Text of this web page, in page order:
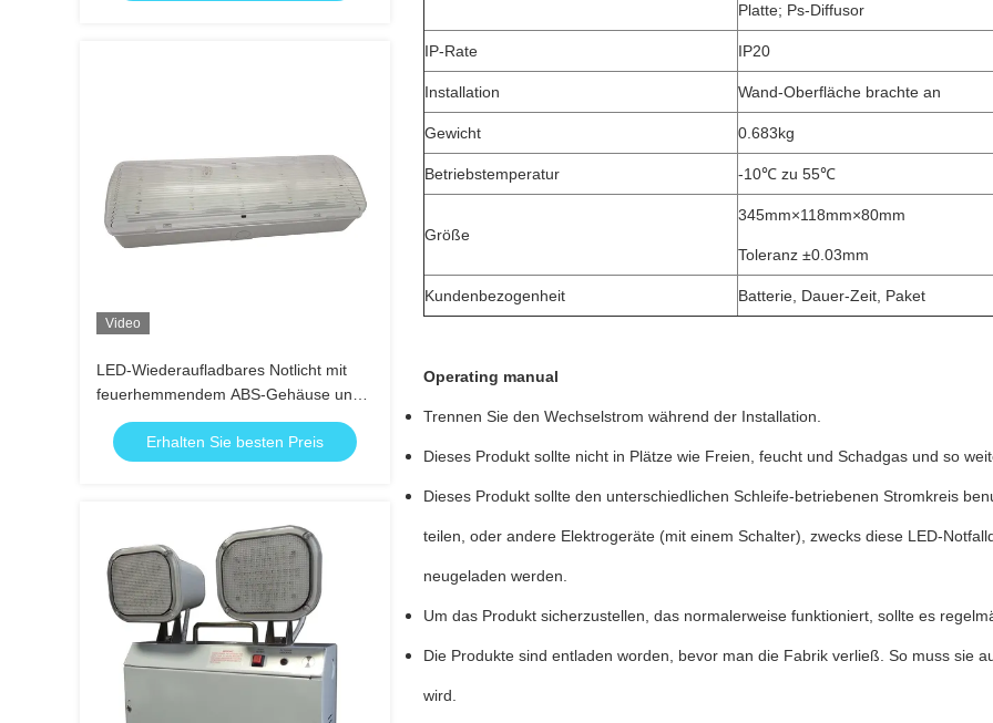
Video
LED-Wiederaufladbares Notlicht mit
feuerhemmendem ABS-Gehäuse und
15 Stück SMD-LED für 3 Stunden
Erhalten Sie besten Preis
Platte; Ps-Diffusor
IP-Rate IP20
Installation Wand-Oberfläche brachte an
Gewicht 0.683kg
Betriebstemperatur -10℃ zu 55℃
Größe
345mm×118mm×80mm
Toleranz ±0.03mm
Kundenbezogenheit Batterie, Dauer-Zeit, Paket
Operating manual
Trennen Sie den Wechselstrom während der Installation.
Dieses Produkt sollte nicht in Plätze wie Freien, feucht und Schadgas und so
Dieses Produkt sollte den unterschiedlichen Schleife-betriebenen Stromkreis
teilen, oder andere Elektrogeräte (mit einem Schalter), zwecks diese LED-
neugeladen werden.
Um das Produkt sicherzustellen, das normalerweise funktioniert, sollte es
Die Produkte sind entladen worden, bevor man die Fabrik verließ. So muss sie
wird.